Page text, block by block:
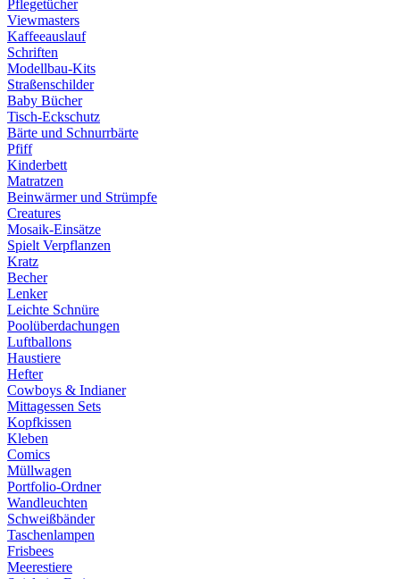
Pflegetücher
Viewmasters
Kaffeeauslauf
Schriften
Modellbau-Kits
Straßenschilder
Baby Bücher
Tisch-Eckschutz
Bärte und Schnurrbärte
Pfiff
Kinderbett
Matratzen
Beinwärmer und Strümpfe
Creatures
Mosaik-Einsätze
Spielt Verpflanzen
Kratz
Becher
Lenker
Leichte Schnüre
Poolüberdachungen
Luftballons
Haustiere
Hefter
Cowboys & Indianer
Mittagessen Sets
Kopfkissen
Kleben
Comics
Müllwagen
Portfolio-Ordner
Wandleuchten
Schweißbänder
Taschenlampen
Frisbees
Meerestiere